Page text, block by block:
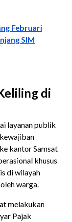
Februari
SIM
di
layanan publik
kantor Samsat
khusus
di wilayah
warga.
melakukan
Pajak